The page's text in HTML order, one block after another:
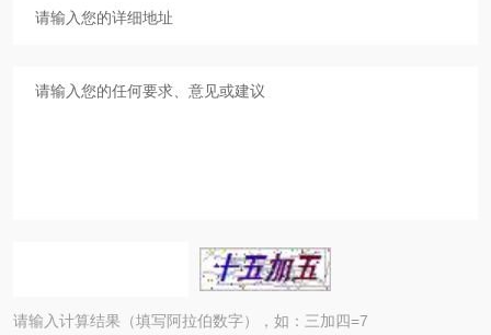
请输入计算结果（填写阿拉伯数字），如：三加四=7